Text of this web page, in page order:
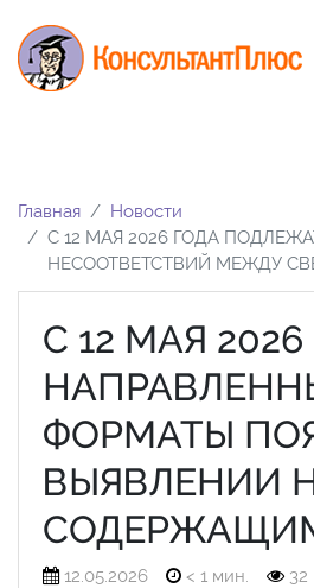
Главная
Новости
С 12 МАЯ 2026 ГОДА
НЕСООТВЕТСТВИЙ МЕЖДУ
С 12 МАЯ
ФОРМАТЫ
ВЫЯВЛЕНИИ
12.05.2026 < 1 мин. 32